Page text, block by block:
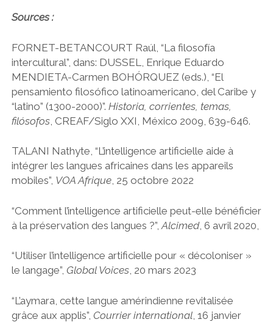
Sources :
FORNET-BETANCOURT Raúl, “La filosofía
intercultural”, dans: DUSSEL, Enrique Eduardo
MENDIETA-Carmen BOHÓRQUEZ (eds.), “El
pensamiento filosófico latinoamericano, del Caribe y
“latino” (1300-2000)”. Historia, corrientes, temas,
filósofos, CREAF/Siglo XXI, México 2009, 639-646.
TALANI Nathyte, “L’intelligence artificielle aide à
intégrer les langues africaines dans les appareils
mobiles”, VOA Afrique, 25 octobre 2022
“Comment l’intelligence artificielle peut-elle bénéficier
à la préservation des langues ?”, Alcimed, 6 avril 2020,
“Utiliser l’intelligence artificielle pour « décoloniser »
le langage”, Global Voices, 20 mars 2023
“L’aymara, cette langue amérindienne revitalisée
grâce aux applis”, Courrier international, 16 janvier